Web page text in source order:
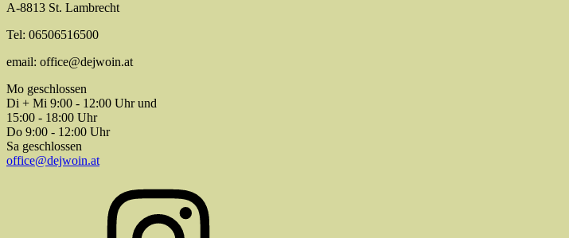
A-8813 St. Lambrecht
Tel: 06506516500
email: office@dejwoin.at
Mo geschlossen
Di + Mi 9:00 - 12:00 Uhr und
15:00 - 18:00 Uhr
Do 9:00 - 12:00 Uhr
Sa geschlossen
office@dejwoin.at